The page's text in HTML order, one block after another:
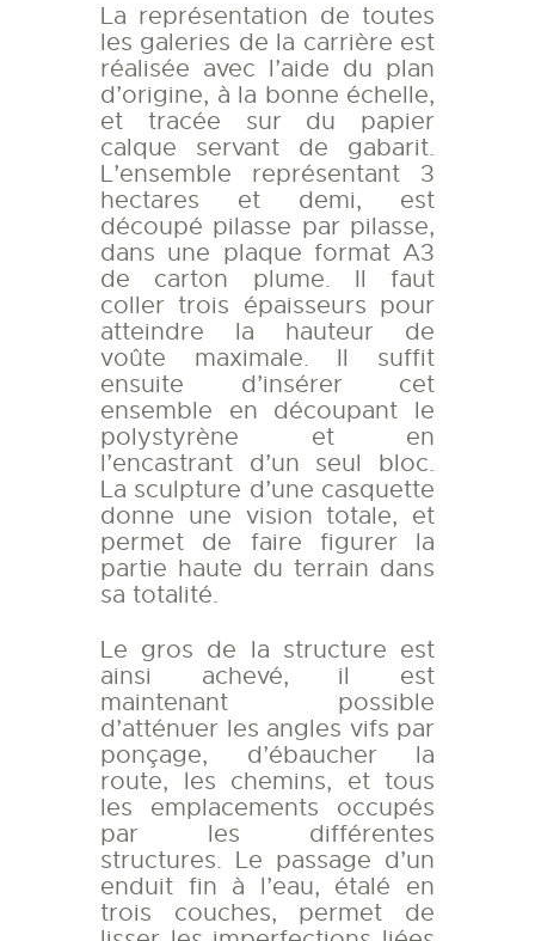
La représentation de toutes
les galeries de la carrière est
réalisée avec l’aide du plan
d’origine, à la bonne échelle,
et tracée sur du papier
calque servant de gabarit.
L’ensemble représentant 3
hectares et demi, est
découpé pilasse par pilasse,
dans une plaque format A3
de carton plume. Il faut
coller trois épaisseurs pour
atteindre la hauteur de
voûte maximale. Il suffit
ensuite d’insérer cet
ensemble en découpant le
polystyrène et en
l’encastrant d’un seul bloc.
La sculpture d’une casquette
donne une vision totale, et
permet de faire figurer la
partie haute du terrain dans
sa totalité.
Le gros de la structure est
ainsi achevé, il est
maintenant possible
d’atténuer les angles vifs par
ponçage, d’ébaucher la
route, les chemins, et tous
les emplacements occupés
par les différentes
structures. Le passage d’un
enduit fin à l’eau, étalé en
trois couches, permet de